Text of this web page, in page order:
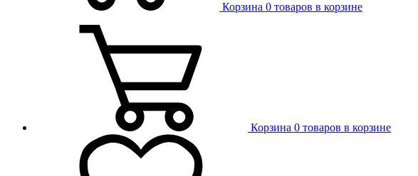
Корзина 0 товаров в корзине
Корзина 0 товаров в корзине